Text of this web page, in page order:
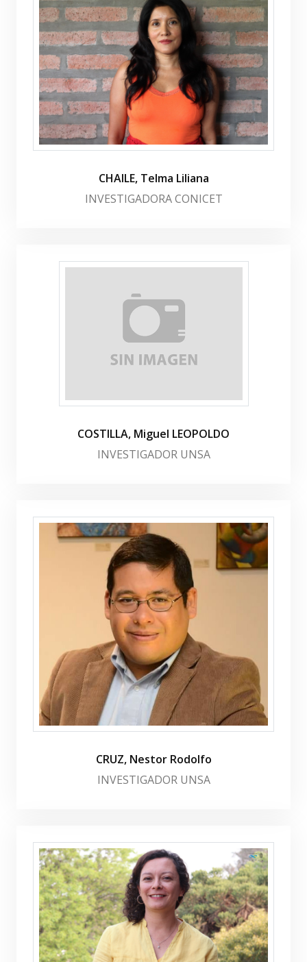
CHAILE, Telma Liliana
INVESTIGADORA CONICET
COSTILLA, Miguel LEOPOLDO
INVESTIGADOR UNSA
CRUZ, Nestor Rodolfo
INVESTIGADOR UNSA